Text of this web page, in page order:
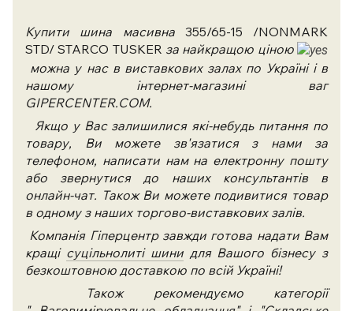
Купити шина масивна 355/65-15 /NONMARK
STD/ STARCO TUSKER за найкращою ціною
можна у нас в виставкових залах по Україні і в
нашому інтернет-магазині ваг
GIPERCENTER.COM.
Якщо у Вас залишилися які-небудь питання по
товару, Ви можете зв'язатися з нами за
телефоном, написати нам на електронну пошту
або звернутися до наших консультантів в
онлайн-чат. Також Ви можете подивитися товар
в одному з наших торгово-виставкових залів.
Компанія Гіперцентр завжди готова надати Вам
кращі суцільнолиті шинидля Вашого бізнесу з
безкоштовною доставкою по всій Україні!
Також рекомендуємо категорії